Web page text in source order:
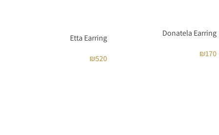
Donatela Earring
₪170
Etta Earring
₪520